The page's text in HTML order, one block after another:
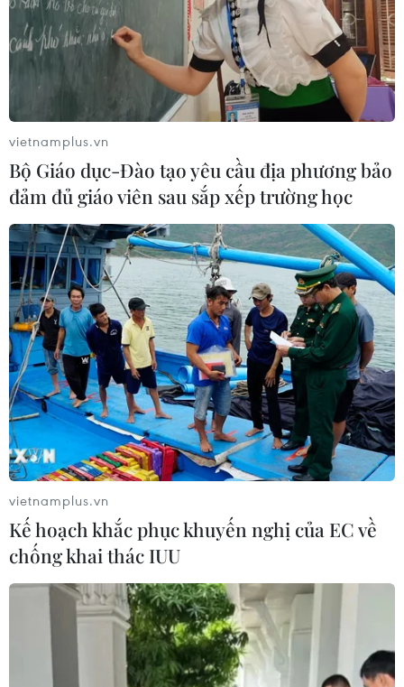
#hàng giả
#Trách nhiệm người quảng cáo
#kiểm soát quảng cáo thực phẩm chức năng
#Xử lý vi phạm quảng cáo thực phẩm
#gian lận thương mại
#Họp Quốc hội
Theo dõi VietnamPlus
Quốc hội khóa XV
trì Diễn đàn về hoạt động giám sát
Chủ tịch Quốc hội dự Hội nghị lần thứ
năm Ban Chấp hành Đảng bộ Quốc hội
Lan tỏa giá trị tư tưởng Hồ Chí Minh và tinh
thần Đại hội XIV tại Lào
Bế mạc Phiên họp thứ 56 của Ủy ban Thường vụ
vietnamplus.vn
Bộ Giáo dục-Đào tạo yêu cầu địa phương bảo
đảm đủ giáo viên sau sắp xếp trường học
vietnamplus.vn
Kế hoạch khắc phục khuyến nghị của EC về
chống khai thác IUU